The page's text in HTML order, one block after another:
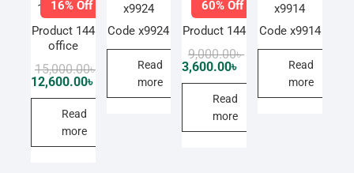
16% Off
Product 144
office
15,000.00৳
12,600.00৳
Read
more
Code x9924
Read
more
60% Off
Product 144
9,000.00৳Original
9,000.00৳ .
3,600.00৳
Current
3,600.00৳ .
Read
more
Code x9914
Read
more